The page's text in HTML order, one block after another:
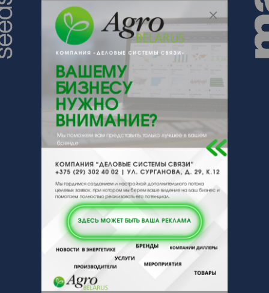
Оставьте электронный заказ с помощью
кнопки "Заказать" и мы подберем для
Вас подходящую компанию
поставщика.